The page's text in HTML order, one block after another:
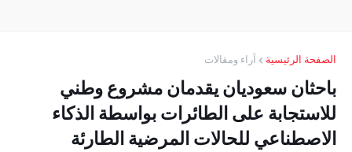
الصفحة الرئيسية آراء ومقالات
باحثان سعوديان يقدمان مشروع وطني
للاستجابة على الطائرات بواسطة الذكاء
الاصطناعي للحالات المرضية الطارئة